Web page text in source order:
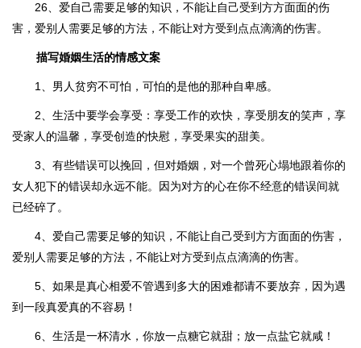
26、爱自己需要足够的知识，不能让自己受到方方面面的伤
害，爱别人需要足够的方法，不能让对方受到点点滴滴的伤害。
描写婚姻生活的情感文案
1、男人贫穷不可怕，可怕的是他的那种自卑感。
2、生活中要学会享受：享受工作的欢快，享受朋友的笑声，享
受家人的温馨，享受创造的快慰，享受果实的甜美。
3、有些错误可以挽回，但对婚姻，对一个曾死心塌地跟着你的
女人犯下的错误却永远不能。因为对方的心在你不经意的错误间就
已经碎了。
4、爱自己需要足够的知识，不能让自己受到方方面面的伤害，
爱别人需要足够的方法，不能让对方受到点点滴滴的伤害。
5、如果是真心相爱不管遇到多大的困难都请不要放弃，因为遇
到一段真爱真的不容易！
6、生活是一杯清水，你放一点糖它就甜；放一点盐它就咸！